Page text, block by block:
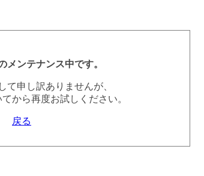
メンテナンス中です。
て申し訳ありませんが、
から再度お試しください。
戻る